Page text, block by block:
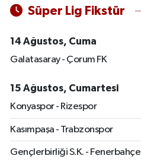
Süper Lig Fikstür
14 Ağustos, Cuma
Galatasaray - Çorum FK
15 Ağustos, Cumartesi
Konyaspor - Rizespor
Kasımpaşa - Trabzonspor
Gençlerbirliği S.K. - Fenerbahçe